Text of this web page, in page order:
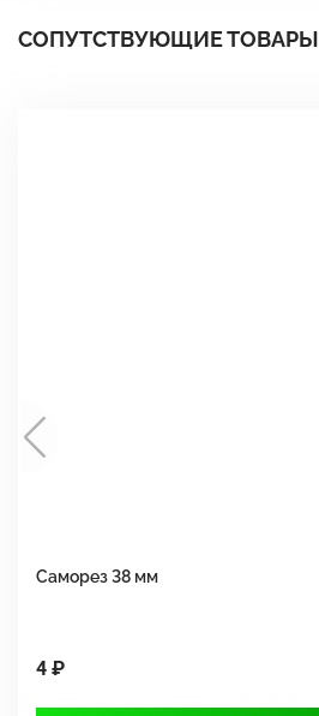
СОПУТСТВУЮЩИЕ ТОВАРЫ
Саморез 38 мм
4 ₽